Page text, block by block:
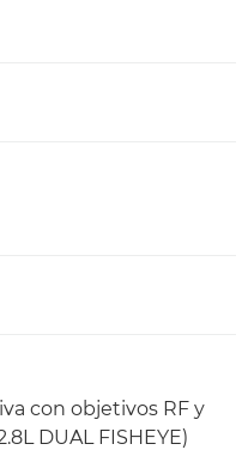
con objetivos RF y
DUAL FISHEYE)